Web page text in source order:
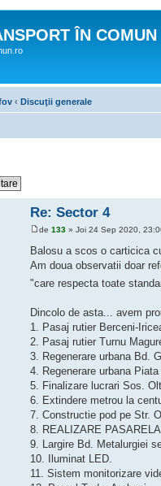
ÎN
‹ Discuţii generale
Re: Sector 4
de133 » Joi 24 Sep 2020,
Balosu a scos o carticica
Am doua observatii doar
"care respecta toate
Dincolo de asta... avem
1. Pasaj rutier Berceni-
2. Pasaj rutier Turnu
3. Regenerare urbana Bd.
4. Regenerare urbana
5. Finalizare lucrari Sos.
6. Extindere metrou la
7. Constructie pod pe Str.
8. REALIZARE
9. Largire Bd. Metalurgiei
10. Iluminat LED.
11. Sistem monitorizare